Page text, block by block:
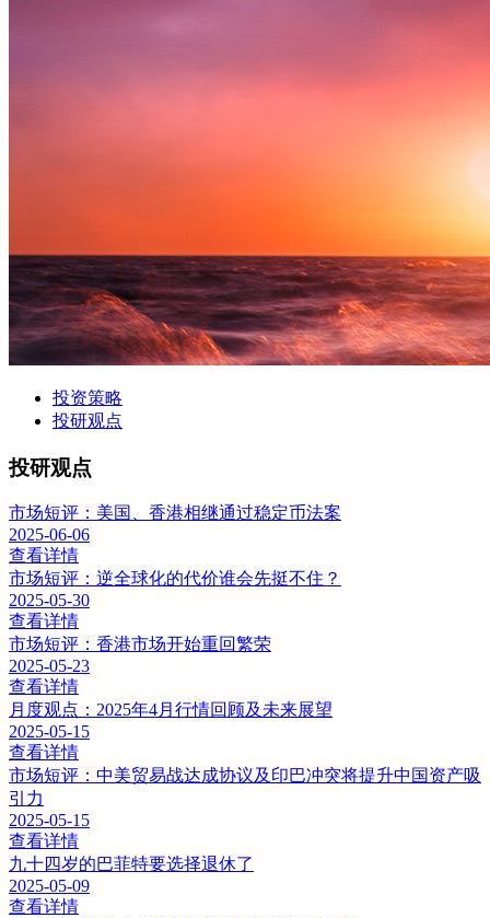
投资策略
投研观点
投研观点
市场短评：美国、香港相继通过稳定币法案
2025-06-06
查看详情
市场短评：逆全球化的代价谁会先挺不住？
2025-05-30
查看详情
市场短评：香港市场开始重回繁荣
2025-05-23
查看详情
月度观点：2025年4月行情回顾及未来展望
2025-05-15
查看详情
市场短评：中美贸易战达成协议及印巴冲突将提升中国资产吸
引力
2025-05-15
查看详情
九十四岁的巴菲特要选择退休了
2025-05-09
查看详情